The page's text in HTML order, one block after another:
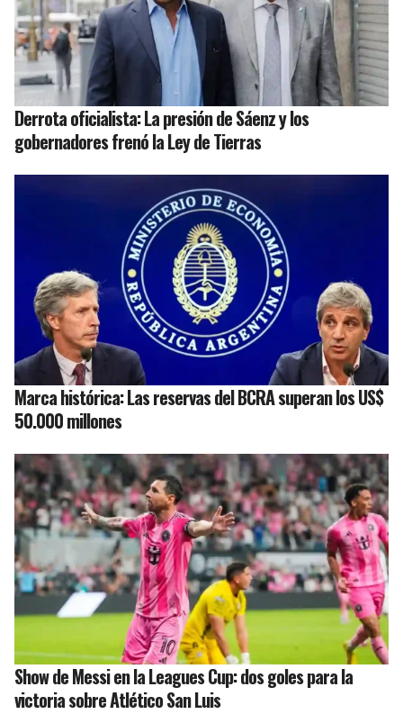
Derrota oficialista: La presión de Sáenz y los
gobernadores frenó la Ley de Tierras
Marca histórica: Las reservas del BCRA superan los US$
50.000 millones
Show de Messi en la Leagues Cup: dos goles para la
victoria sobre Atlético San Luis